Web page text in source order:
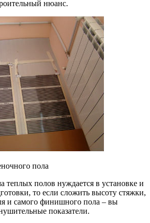
нюанс.
пола
теплых полов нуждается в установке и
то если сложить высоту стяжки,
и самого финишного пола – вы
показатели.